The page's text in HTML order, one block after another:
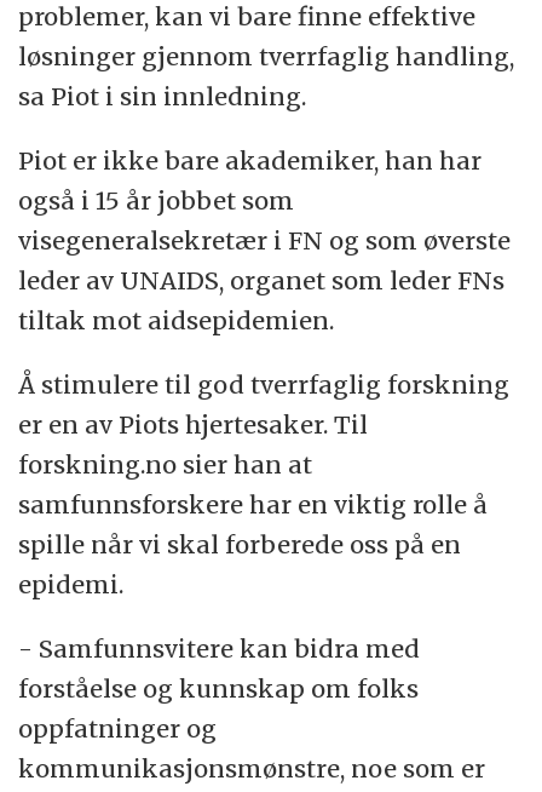
problemer, kan vi bare finne effektive
løsninger gjennom tverrfaglig handling,
sa Piot i sin innledning.
Piot er ikke bare akademiker, han har
også i 15 år jobbet som
visegeneralsekretær i FN og som øverste
leder av UNAIDS, organet som leder FNs
tiltak mot aidsepidemien.
Å stimulere til god tverrfaglig forskning
er en av Piots hjertesaker. Til
forskning.no sier han at
samfunnsforskere har en viktig rolle å
spille når vi skal forberede oss på en
epidemi.
- Samfunnsvitere kan bidra med
forståelse og kunnskap om folks
oppfatninger og
kommunikasjonsmønstre, noe som er